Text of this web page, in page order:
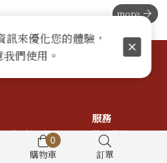
more
(02)2768-3277
服務
使用條款
隱私權政策
購物車
0
訂單
來優化您的體驗，
們使用。